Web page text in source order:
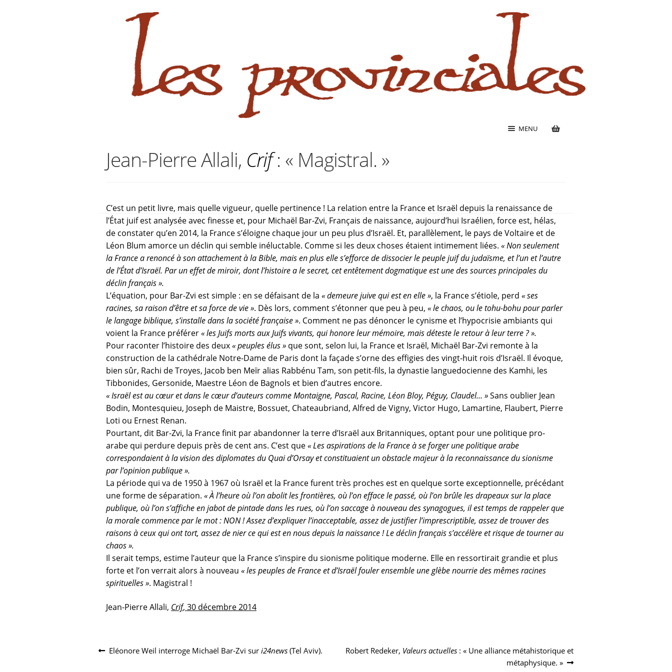
Aller
navigation
Aller
contenu
MENU
Jean-Pierre Allali, Crif: « Magistral. »
C’est un petit livre, mais quelle vigueur, quelle pertinence ! La relation entre la France et Israël depuis la renaissance de
l’État juif est analysée avec finesse et, pour Michaël Bar-Zvi, Français de naissance, aujourd’hui Israélien, force est, hélas,
de constater qu’en 2014, la France s’éloigne chaque jour un peu plus d’Israël. Et, parallèlement, le pays de Voltaire et de
Léon Blum amorce un déclin qui semble inéluctable. Comme si les deux choses étaient intimement liées. « Non seulement
la France a renoncé à son attachement à la Bible, mais en plus elle s’efforce de dissocier le peuple juif du judaïsme, et l’un et l’autre
de l’État d’Israël. Par un effet de miroir, dont l’histoire a le secret, cet entêtement dogmatique est une des sources principales du
déclin français ».
L’équation, pour Bar-Zvi est simple : en se défaisant de la « demeure juive qui est en elle », la France s’étiole, perd « ses
racines, sa raison d’être et sa force de vie ». Dès lors, comment s’étonner que peu à peu, « le chaos, ou le tohu-bohu pour parler
le langage biblique, s’installe dans la société française ». Comment ne pas dénoncer le cynisme et l’hypocrisie ambiants qui
voient la France préférer« les Juifs morts aux Juifs vivants, qui honore leur mémoire, mais déteste le retour à leur terre ? ».
Pour raconter l’histoire des deux« peuples élus » que sont, selon lui, la France et Israël, Michaël Bar-Zvi remonte à la
construction de la cathédrale Notre-Dame de Paris dont la façade s’orne des effigies des vingt-huit rois d’Israël. Il évoque,
bien sûr, Rachi de Troyes, Jacob ben Meïr alias Rabbénu Tam, son petit-fils, la dynastie languedocienne des Kamhi, les
Tibbonides, Gersonide, Maestre Léon de Bagnols et bien d’autres encore.
« Israël est au cœur et dans le cœur d’auteurs comme Montaigne, Pascal, Racine, Léon Bloy, Péguy, Claudel… »Sans oublier Jean
Bodin, Montesquieu, Joseph de Maistre, Bossuet, Chateaubriand, Alfred de Vigny, Victor Hugo, Lamartine, Flaubert, Pierre
Loti ou Ernest Renan.
Pourtant, dit Bar-Zvi, la France finit par abandonner la terre d’Israël aux Britanniques, optant pour une politique pro-
arabe qui perdure depuis près de cent ans. C’est que« Les aspirations de la France à se forger une politique arabe
correspondaient à la vision des diplomates du Quai d’Orsay et constituaient un obstacle majeur à la reconnaissance du sionisme
par l’opinion publique ».
La période qui va de 1950 à 1967 où Israël et la France furent très proches est en quelque sorte exceptionnelle, précédant
une forme de séparation. « À l’heure où l’on abolit les frontières, où l’on efface le passé, où l’on brûle les drapeaux sur la place
publique, où l’on s’affiche en jabot de pintade dans les rues, où l’on saccage à nouveau des synagogues, il est temps de rappeler que
la morale commence par le mot : NON ! Assez d’expliquer l’inacceptable, assez de justifier l’imprescriptible, assez de trouver des
raisons à ceux qui ont tort, assez de nier ce qui est en nous depuis la naissance ! Le déclin français s’accélère et risque de tourner au
chaos ».
Il serait temps, estime l’auteur que la France s’inspire du sionisme politique moderne. Elle en ressortirait grandie et plus
forte et l’on verrait alors à nouveau « les peuples de France et d’Israël fouler ensemble une glèbe nourrie des mêmes racines
spirituelles ». Magistral !
Jean-Pierre Allali, Crif, 30 décembre 2014
Navigation
Article
Eléonore Weil interroge Michaël Bar-Zvi suri24news (Tel Aviv).
Article
Robert Redeker, Valeurs actuelles : « Une alliance métahistorique et
métaphysique. »